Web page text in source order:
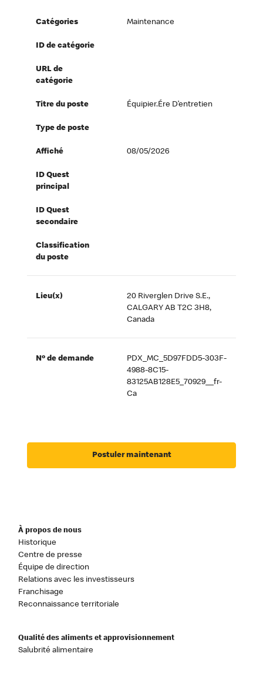
Catégories Maintenance
ID de catégorie
URL de
catégorie
Titre du poste Équipier.ére D’entretien
Type de poste
Affiché 08/05/2026
ID Quest
principal
ID Quest
secondaire
Classification
du poste
Lieu(x)
20 Riverglen Drive S.E.,
CALGARY AB T2C 3H8,
Canada
Nº de demande
PDX_MC_5D97FDD5-303F-
4988-8C15-
83125AB128E5_70929__fr-
Ca
Postuler maintenant
À propos de nous
Historique
Centre de presse
Équipe de direction
Relations avec les investisseurs
Franchisage
Reconnaissance territoriale
Qualité des aliments et approvisionnement
Salubrité alimentaire